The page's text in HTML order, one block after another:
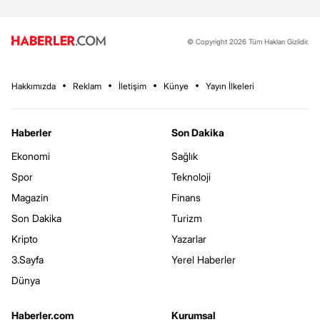
© Copyright 2026 Tüm Hakları Gizlidir.
Hakkımızda Reklam İletişim Künye Yayın İlkeleri
Haberler
Ekonomi
Spor
Magazin
Son Dakika
Kripto
3.Sayfa
Dünya
Son Dakika
Sağlık
Teknoloji
Finans
Turizm
Yazarlar
Yerel Haberler
Haberler.com
Kurumsal